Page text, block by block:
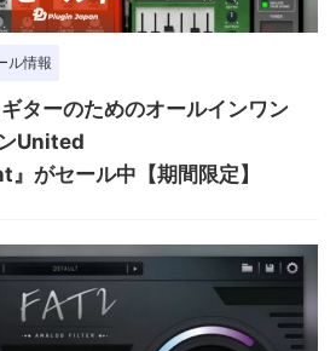
ル情報
ターのためのオールインワン
United
がセール中【期間限定】